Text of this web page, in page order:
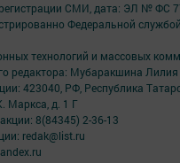
СМИ, дата: ЭЛ № ФС
Федеральной
технологий и массовых
редактора: Мубаракшина
423040, РФ, Республика
Маркса, д. 1 Г
8(84345) 2-36-13
redak@list.ru